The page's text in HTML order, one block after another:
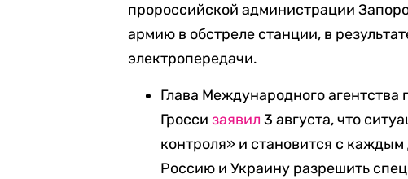
пророссийской администрации
армию в обстреле станции, в
электропередачи.
Глава Международного
Гроссизаявил 3 августа, что
контроля» и становится с
Россию и Украину разрешить